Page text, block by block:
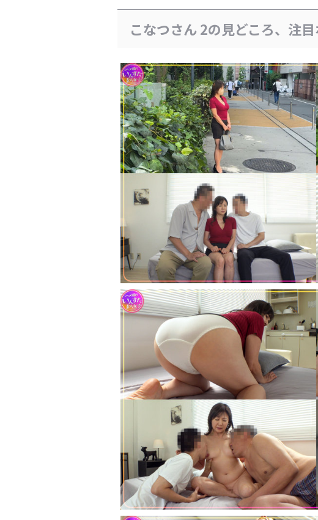
こなつさん 2の見どころ、注